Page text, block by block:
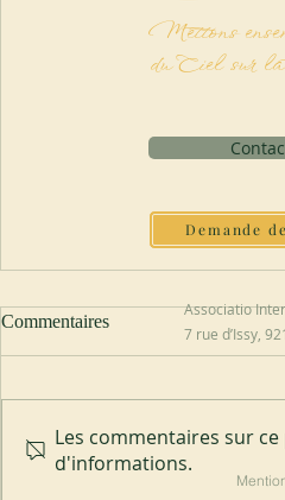
Abbaye de Blauvac
Commentaires
Les commentaires sur
d'informations.
Mettons
du Ciel sur
Demande
Associatio
7 rue d’Issy,